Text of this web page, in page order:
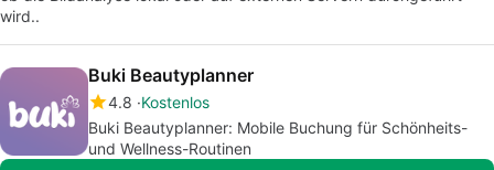
wird..
Buki Beautyplanner
4.8 Kostenlos
Buki Beautyplanner: Mobile Buchung für Schönheits-
und Wellness-Routinen